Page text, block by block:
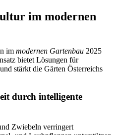
im modernen
im modernen Gartenbau 2025
bietet Lösungen für
stärkt die Gärten Österreichs
durch intelligente
Zwiebeln verringert